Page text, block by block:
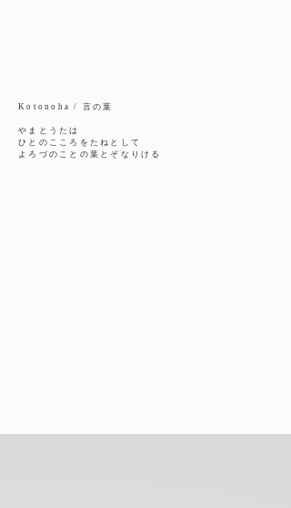
Kotonoha / 言の葉
やまとうたは
ひとのこころをたねとして
よろづのことの葉とぞなりける